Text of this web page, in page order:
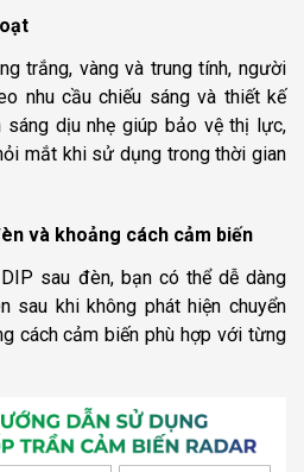
trắng, vàng và trung tính, người
nhu cầu chiếu sáng và thiết kế
sáng dịu nhẹ giúp bảo vệ thị lực,
mắt khi sử dụng trong thời gian
và khoảng cách cảm biến
sau đèn, bạn có thể dễ dàng
sau khi không phát hiện chuyển
cách cảm biến phù hợp với từng